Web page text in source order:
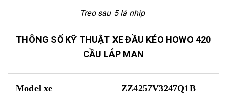
Treo sau 5 lá nhíp
THÔNG SỐ KỸ THUẬT XE ĐẦU KÉO HOWO 420
CẦU LÁP MAN
Model xe ZZ4257V3247Q1B